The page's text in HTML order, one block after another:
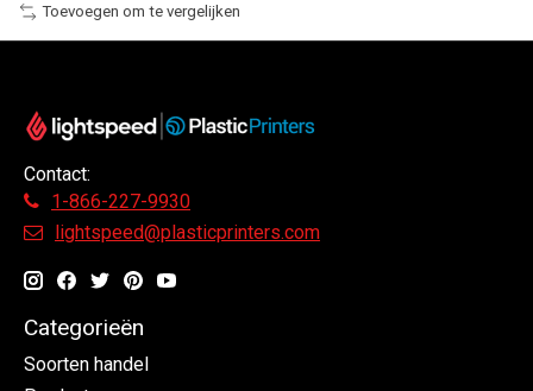
Toevoegen om te vergelijken
Contact:
1-866-227-9930
lightspeed@plasticprinters.com
Categorieën
Soorten handel